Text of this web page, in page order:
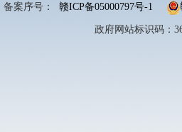
备案序号： 赣ICP备05000797号-1
政府网站标识码：